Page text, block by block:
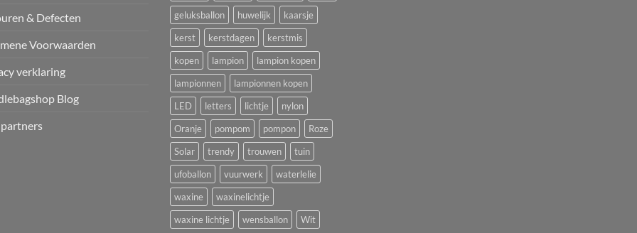
& Defecten
Voorwaarden
verklaring
Blog
geluksballon
huwelijk
kaarsje
kerst
kerstdagen
kerstmis
kopen
lampion
lampion kopen
lampionnen
lampionnen kopen
LED
letters lichtje
nylon
Oranje
pompom pompon
Roze
Solar
trendy trouwen
tuin
ufoballon
vuurwerk
waterlelie
waxine
waxinelichtje
waxine lichtje
wensballon Wit